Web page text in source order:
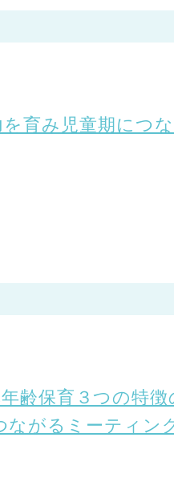
育み児童期につ
齢保育３つの特徴
がるミーティン